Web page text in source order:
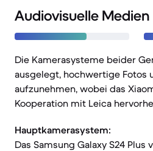
Audiovisuelle Medien
Die Kamerasysteme beider
ausgelegt, hochwertige Fotos
aufzunehmen, wobei das
Kooperation mit Leica
Hauptkamerasystem:
Das Samsung Galaxy S24